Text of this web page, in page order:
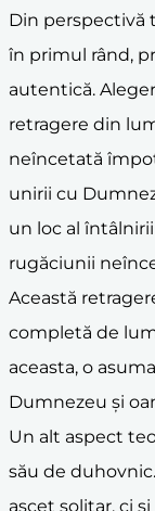
Din perspectivă
în primul rând,
autentică.
retragere din
neîncetată
unirii cu
un loc al
rugăciunii
Această
completă de
aceasta, o
Dumnezeu și
Un alt aspect
său de
ascet solitar, ci